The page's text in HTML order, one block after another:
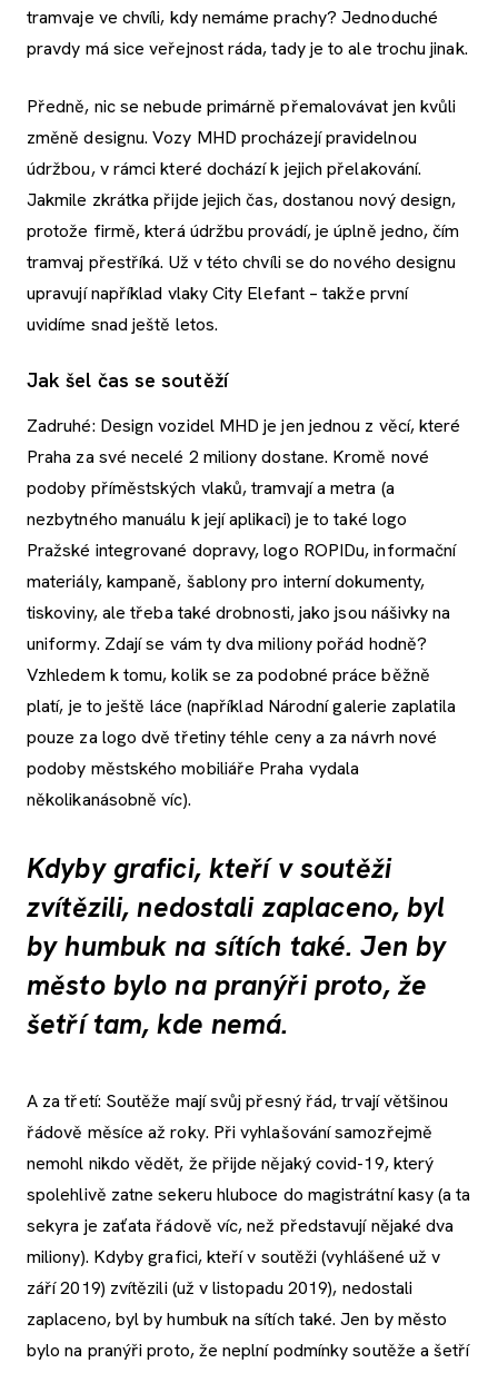
tramvaje ve chvíli, kdy nemáme prachy? Jednoduché
pravdy má sice veřejnost ráda, tady je to ale trochu jinak.
Předně, nic se nebude primárně přemalovávat jen kvůli
změně designu. Vozy MHD procházejí pravidelnou
údržbou, v rámci které dochází k jejich přelakování.
Jakmile zkrátka přijde jejich čas, dostanou nový design,
protože firmě, která údržbu provádí, je úplně jedno, čím
tramvaj přestříká. Už v této chvíli se do nového designu
upravují například vlaky City Elefant – takže první
uvidíme snad ještě letos.
Jak šel čas se soutěží
Zadruhé: Design vozidel MHD je jen jednou z věcí, které
Praha za své necelé 2 miliony dostane. Kromě nové
podoby příměstských vlaků, tramvají a metra (a
nezbytného manuálu k její aplikaci) je to také logo
Pražské integrované dopravy, logo ROPIDu, informační
materiály, kampaně, šablony pro interní dokumenty,
tiskoviny, ale třeba také drobnosti, jako jsou nášivky na
uniformy. Zdají se vám ty dva miliony pořád hodně?
Vzhledem k tomu, kolik se za podobné práce běžně
platí, je to ještě láce (například Národní galerie zaplatila
pouze za logo dvě třetiny téhle ceny a za návrh nové
podoby městského mobiliáře Praha vydala
několikanásobně víc).
Kdyby grafici, kteří v soutěži
zvítězili, nedostali zaplaceno, byl
by humbuk na sítích také. Jen by
město bylo na pranýři proto, že
šetří tam, kde nemá.
A za třetí: Soutěže mají svůj přesný řád, trvají většinou
řádově měsíce až roky. Při vyhlašování samozřejmě
nemohl nikdo vědět, že přijde nějaký covid-19, který
spolehlivě zatne sekeru hluboce do magistrátní kasy (a ta
sekyra je zaťata řádově víc, než představují nějaké dva
miliony). Kdyby grafici, kteří v soutěži (vyhlášené už v
září 2019) zvítězili (už v listopadu 2019), nedostali
zaplaceno, byl by humbuk na sítích také. Jen by město
bylo na pranýři proto, že neplní podmínky soutěže a šetří